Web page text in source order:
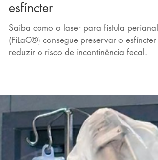
Tratamento a laser para
fístula perianal
consegue preservar o
esfíncter
Saiba como o laser para fístula perianal
(FiLaC®) consegue preservar o esfíncter e
reduzir o risco de incontinência fecal.